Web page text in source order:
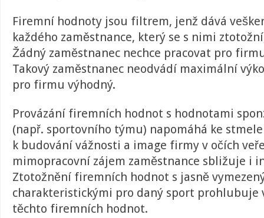
Firemní hodnoty jsou filtrem, jenž dává
každého zaměstnance, který se s nimi
Žádný zaměstnanec nechce pracovat pro
Takový zaměstnanec neodvádí maximální
pro firmu výhodný.
Provázání firemních hodnot s hodnotami
(např. sportovního týmu) napomáhá ke
k budování vážnosti a image firmy v očích
mimopracovní zájem zaměstnance sbližuje i
Ztotožnění firemních hodnot s jasně
charakteristickými pro daný sport prohlubuje
těchto firemních hodnot.